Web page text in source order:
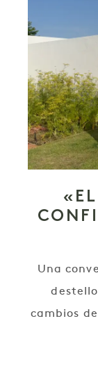
Una
cambios